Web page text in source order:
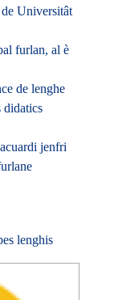
Universitât
furlan, al è
de lenghe
didatics
jenfri
lenghis